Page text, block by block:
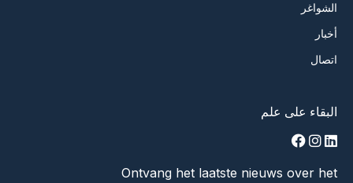
الشواغر
أخبار
اتصال
البقاء على علم
linkedin
instagram
facebook
Ontvang het laatste nieuws over het